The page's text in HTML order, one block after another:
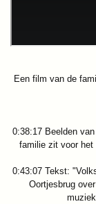
Een film van de
0:38:17 Beelden
familie zit voor
0:43:07 Tekst:
Oortjesbrug